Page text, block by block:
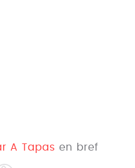
A Tapas en bref